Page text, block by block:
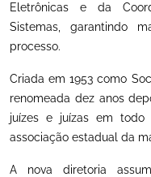
Eletrônicas e da
Sistemas, garantindo
processo.
Criada em 1953 como
renomeada dez anos
juízes e juízas em
associação estadual da
A nova diretoria